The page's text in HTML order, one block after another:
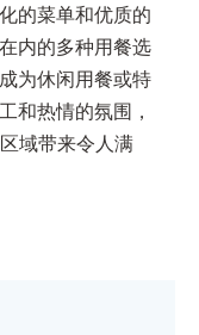
的菜单和优质的
内的多种用餐选
为休闲用餐或特
和热情的氛围，
域带来令人满